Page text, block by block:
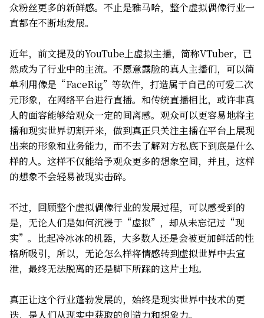
众粉丝更多的新鲜感。不止是雅马哈，整个虚拟偶像行业一
直都在不断地发展。
近年，前文提及的YouTube上虚拟主播，简称VTuber，已
然成为了行业中的主流。不愿意露脸的真人主播们，可以简
单利用像是“FaceRig”等软件，打造属于自己的可爱二次
元形象，在网络平台进行直播。和传统直播相比，或许非真
人的面容能够给观众一定的间离感。观众可以更容易地将主
播和现实世界切割开来，做到真正只关注主播在平台上展现
出来的形象和业务能力，而不去了解对方私底下到底是什么
样的人。这样不仅能给予观众更多的想象空间，并且，这样
的想象不会轻易被现实击碎。
不过，回顾整个虚拟偶像行业的发展过程，可以感受到的
是，无论人们是如何沉浸于“虚拟”，却从未忘记过“现
实”。比起冷冰冰的机器，大多数人还是会被更加鲜活的性
格所吸引，所以，无论怎么样将情感转到虚拟世界中去宣
泄，最终无法脱离的还是脚下所踩的这片土地。
真正让这个行业蓬勃发展的，始终是现实世界中技术的更
迭，是人们从现实中获取的创造力和想象力。